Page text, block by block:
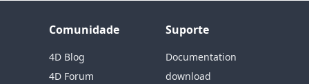
Comunidade
4D Blog
4D Forum
Suporte
Documentation
download